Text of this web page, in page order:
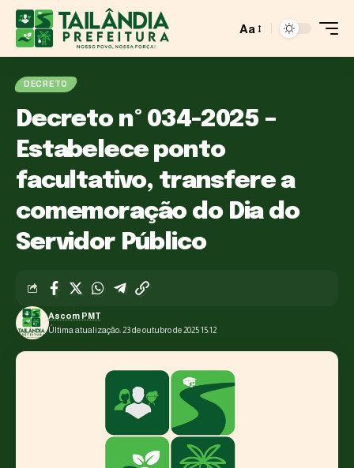
Aa
DECRETO
Decreto nº 034-2025 –
Estabelece ponto
facultativo, transfere a
comemoração do Dia do
Servidor Público
Última atualização: 23 de outubro de 2025 15:12
Ascom PMT